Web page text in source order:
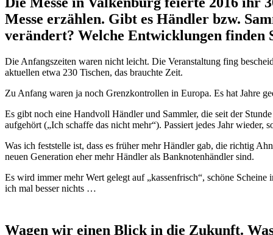
Messe erzählen. Gibt es Händler bzw.
verändert? Welche Entwicklungen finden
Die Anfangszeiten waren nicht leicht. Die Veranstaltung fing
aktuellen etwa 230 Tischen, das brauchte Zeit.
Zu Anfang waren ja noch Grenzkontrollen in Europa. Es hat Jahre
Es gibt noch eine Handvoll Händler und Sammler, die seit der
aufgehört („Ich schaffe das nicht mehr“). Passiert jedes Jahr wieder,
Was ich feststelle ist, dass es früher mehr Händler gab, die richtig
neuen Generation eher mehr Händler als Banknotenhändler sind.
Es wird immer mehr Wert gelegt auf „kassenfrisch“, schöne
ich mal besser nichts …
Wagen wir einen Blick in die Zukunft.